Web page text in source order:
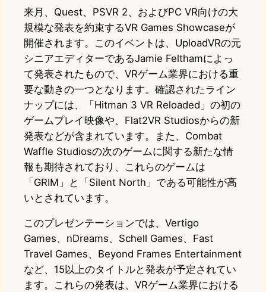
来月、Quest、PSVR 2、およびPC VR向けの大
規模な発表を約束するVR Games Showcaseが
開催されます。このイベントは、UploadVRの元
シニアエディターであるJamie Felthamによっ
て発表されたもので、VRゲーム業界における重
要な動きの一つとなります。確認されたライン
ナップには、「Hitman 3 VR Reloaded」の初の
ゲームプレイ映像や、Flat2VR Studiosからの新
発表などが含まれています。また、Combat
Waffle Studiosの次のゲームに関する新たな情
報も期待されており、これらのゲームは
「GRIM」と「Silent North」である可能性が高
いとされています。
このプレゼンテーションでは、Vertigo
Games、nDreams、Schell Games、Fast
Travel Games、Beyond Frames Entertainment
など、15以上のタイトルと発表が予定されてい
ます。これらの発表は、VRゲーム業界における